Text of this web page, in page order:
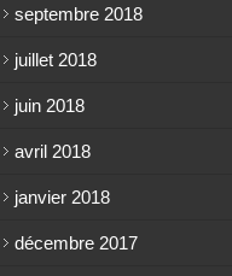
septembre 2018
juillet 2018
juin 2018
avril 2018
janvier 2018
décembre 2017